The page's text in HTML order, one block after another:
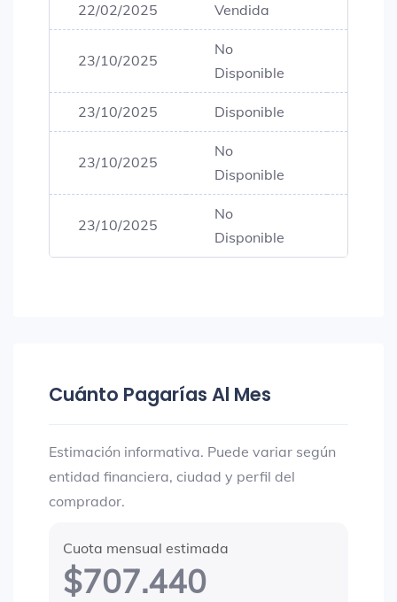
22/02/2025 Vendida
23/10/2025
No
Disponible
23/10/2025 Disponible
23/10/2025
No
Disponible
23/10/2025
No
Disponible
Cuánto Pagarías Al Mes
Estimación informativa. Puede variar según
entidad financiera, ciudad y perfil del
comprador.
Cuota mensual estimada
$707.440